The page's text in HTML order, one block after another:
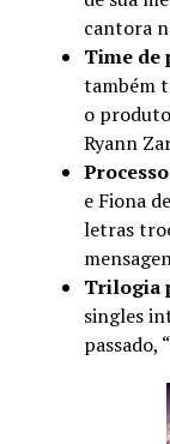
cantora
Time de
também
o
Ryann
e Fiona
letras
Trilogia
singles
passado,